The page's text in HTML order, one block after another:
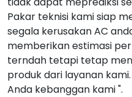
Pakar teknisi kami siap
segala kerusakan AC
memberikan estimasi
terndah tetapi tetap
produk dari layanan
Anda kebanggan kami ".